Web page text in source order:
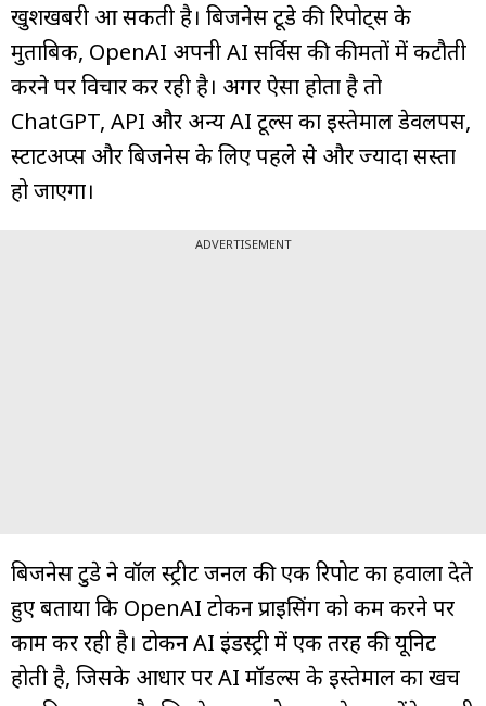
खुशखबरी आ सकती है। बिजनेस टूडे की रिपोर्ट्स के
मुताबिक, OpenAI अपनी AI सर्विस की कीमतों में कटौती
करने पर विचार कर रही है। अगर ऐसा होता है तो
ChatGPT, API और अन्य AI टूल्स का इस्तेमाल डेवलपर्स,
स्टार्टअप्स और बिजनेस के लिए पहले से और ज्यादा सस्ता
हो जाएगा।
ADVERTISEMENT
बिजनेस टुडे ने वॉल स्ट्रीट जर्नल की एक रिपोर्ट का हवाला देते
हुए बताया कि OpenAI टोकन प्राइसिंग को कम करने पर
काम कर रही है। टोकन AI इंडस्ट्री में एक तरह की यूनिट
होती है, जिसके आधार पर AI मॉडल्स के इस्तेमाल का खर्च